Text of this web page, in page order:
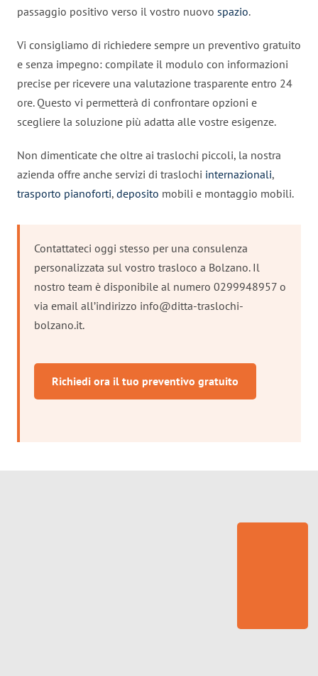
passaggio positivo verso il vostro nuovo spazio.
Vi consigliamo di richiedere sempre un preventivo gratuito
e senza impegno: compilate il modulo con informazioni
precise per ricevere una valutazione trasparente entro 24
ore. Questo vi permetterà di confrontare opzioni e
scegliere la soluzione più adatta alle vostre esigenze.
Non dimenticate che oltre ai traslochi piccoli, la nostra
azienda offre anche servizi di traslochi internazionali,
trasporto pianoforti, deposito mobili e montaggio mobili.
Contattateci oggi stesso per una consulenza
personalizzata sul vostro trasloco a Bolzano. Il
nostro team è disponibile al numero 0299948957 o
via email all’indirizzo info@ditta-traslochi-
bolzano.it.
Richiedi ora il tuo preventivo gratuito